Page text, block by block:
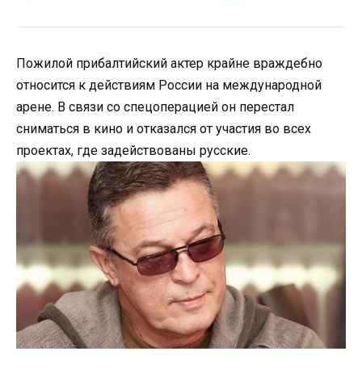
Пожилой прибалтийский актер крайне враждебно
относится к действиям России на международной
арене. В связи со спецоперацией он перестал
сниматься в кино и отказался от участия во всех
проектах, где задействованы русские.